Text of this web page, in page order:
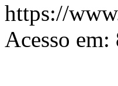
https://
Acesso